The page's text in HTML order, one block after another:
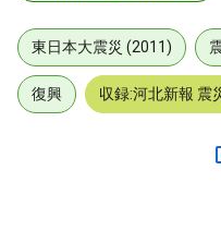
東日本大震災 (2011)
復興 収録:河北新報 震